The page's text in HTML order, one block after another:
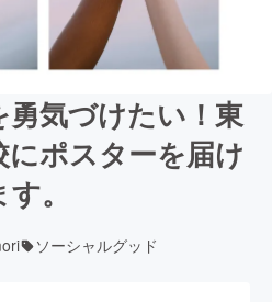
勇気づけたい！東
ポスターを届け
す。
ソーシャルグッド